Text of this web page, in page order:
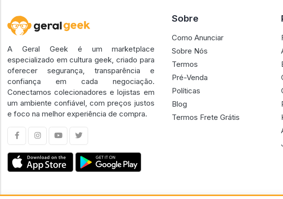
A Geral Geek é um marketplace
especializado em cultura geek, criado para
oferecer segurança, transparência e
confiança em cada negociação.
Conectamos colecionadores e lojistas em
um ambiente confiável, com preços justos
e foco na melhor experiência de compra.
Sobre
Como Anunciar
Sobre Nós
Termos
Pré-Venda
Políticas
Blog
Termos Frete Grátis